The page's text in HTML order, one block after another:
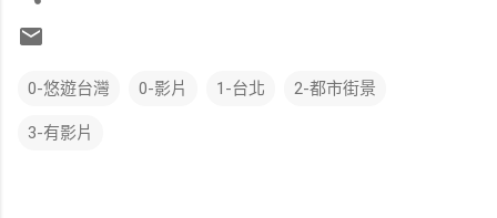
0-悠遊台灣 0-影片 1-台北 2-都市街景
3-有影片